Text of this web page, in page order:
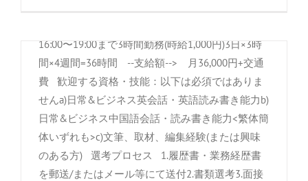
16:00〜19:00まで3時間勤務(時給1,000円)3日×3時
間×4週間=36時間 --支給額--> 月36,000円+交通
費 歓迎する資格・技能：以下は必須ではありま
せんa)日常&ビジネス英会話・英語読み書き能力b)
日常&ビジネス中国語会話・読み書き能力<繁体簡
体いずれも>c)文筆、取材、編集経験(または興味
のある方) 選考プロセス 1.履歴書・業務経歴書
を郵送/またはメール等にて送付2.書類選考3.面接
のの、まだ実務経験が浅く「少しづつキャリアを
積んでいきたい」などキャリアの浅いプログラマ
ー志望の方を歓迎しております。 基本給：
217,000〜265,000円交通費：実費支給（上限
25,000円/月)必要資格・スキル：以下のいずれかa)
大学、専門学校、またはそれらに相当する教育機
関における情報処理分野での学習経験b)情報処理
(プログラミング、エンジニアリング等)に関わる